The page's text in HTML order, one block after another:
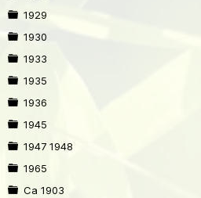
1929
1930
1933
1935
1936
1945
1947 1948
1965
Ca 1903